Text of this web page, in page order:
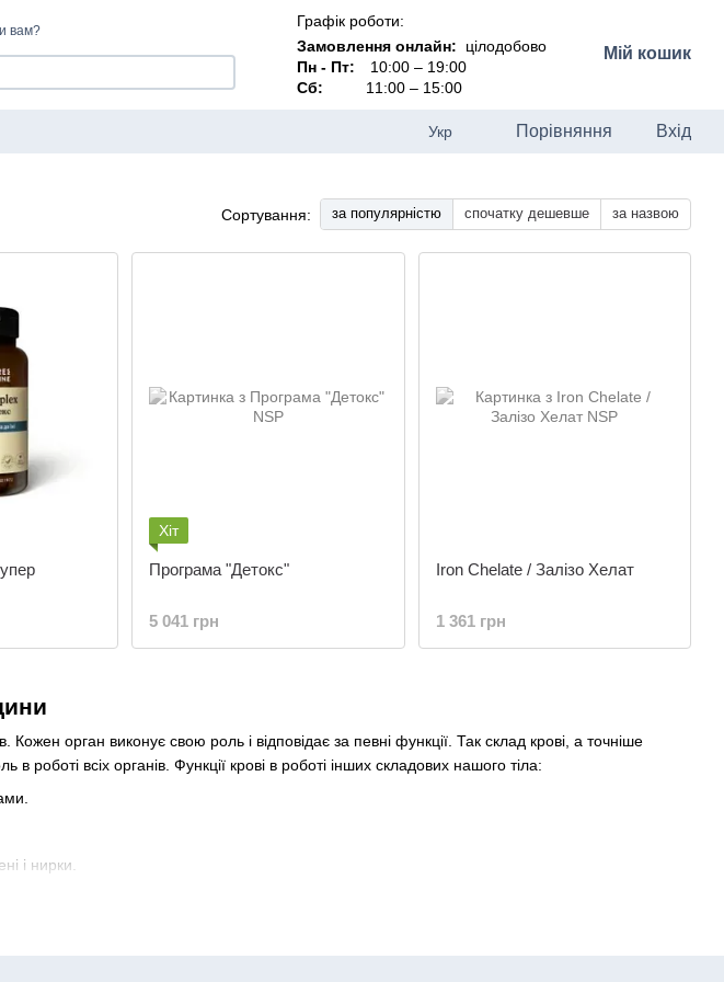
вам?
Графік роботи:
Замовлення онлайн: цілодобово
Пн - Пт:
10:00 – 19:00
Сб:
11:00 – 15:00
Мій кошик
Укр Порівняння Вхід
Сортування: за популярністю спочатку дешевше за назвою
орган виконує свою роль і відповідає за певні функції. Так склад крові, а точніше
роботі всіх органів. Функції крові в роботі інших складових нашого тіла:
і нирки.
Хіт
Програма "Детокс"
5 041 грн
Iron Chelate / Залізо Хелат
1 361 грн